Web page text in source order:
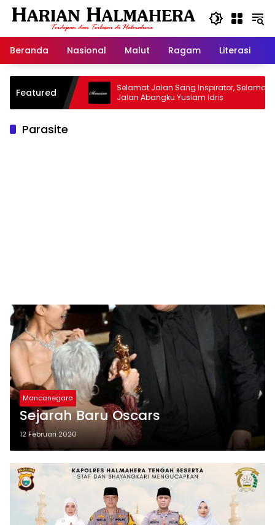
Langsung
Beranda
Nasional Malut Ragam Literasi
Featured
Warisan
Selamat Jalan Sang Inspirator, Selamat
Jalan Abangku Yuslam Idris
Parasite
Mancanegara
Sejarah Baru Oscars
12 Februari 2020